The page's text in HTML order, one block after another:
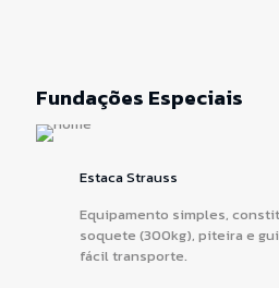
Fundações Especiais
Estaca Strauss
Equipamento simples,
soquete (300kg), piteira e
fácil transporte.